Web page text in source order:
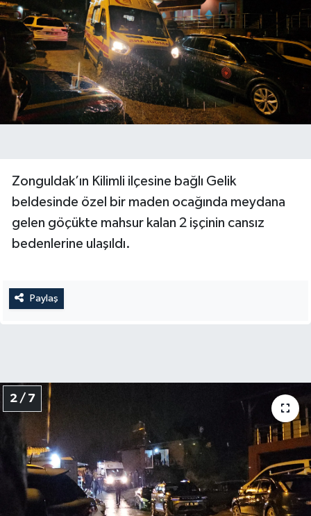
Zonguldak’ın Kilimli ilçesine bağlı Gelik
beldesinde özel bir maden ocağında meydana
gelen göçükte mahsur kalan 2 işçinin cansız
bedenlerine ulaşıldı.
Paylaş
2 / 7